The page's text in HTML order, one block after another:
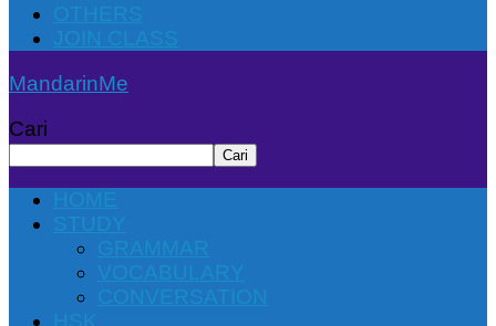
OTHERS
JOIN CLASS
MandarinMe
Cari
Cari
HOME
STUDY
GRAMMAR
VOCABULARY
CONVERSATION
HSK